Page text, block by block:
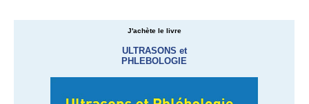
J'achète le livre
ULTRASONS et
PHLEBOLOGIE